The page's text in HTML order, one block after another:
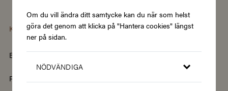
Om du vill ändra ditt samtycke kan du när som helst
göra det genom att klicka på "Hantera cookies" längst
ner på sidan.
NÖDVÄNDIGA
Kategorier
Barn & Baby Böcker & Magasin
Fordon & Transport